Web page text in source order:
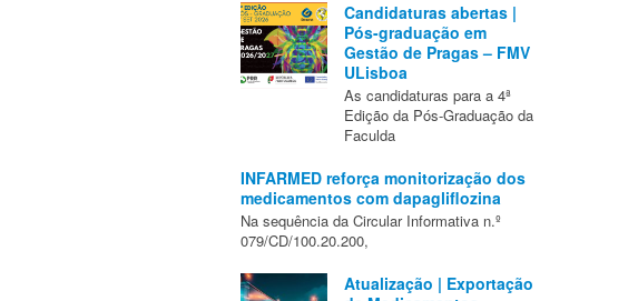
Candidaturas abertas |
Pós-graduação em
Gestão de Pragas – FMV
ULisboa
As candidaturas para a 4ª
Edição da Pós-Graduação da
Faculda
INFARMED reforça monitorização dos
medicamentos com dapagliflozina
Na sequência da Circular Informativa n.º
079/CD/100.20.200,
Atualização | Exportação